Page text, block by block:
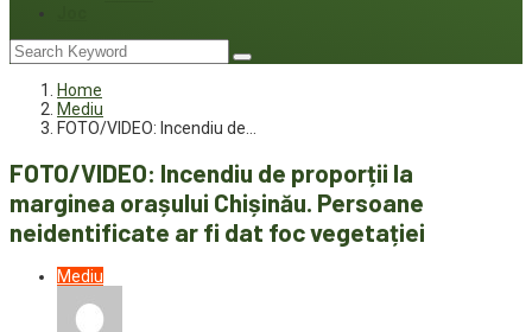
Home
Mediu
FOTO/VIDEO: Incendiu de…
FOTO/VIDEO: Incendiu de proporții la
marginea orașului Chișinău. Persoane
neidentificate ar fi dat foc vegetației
Mediu